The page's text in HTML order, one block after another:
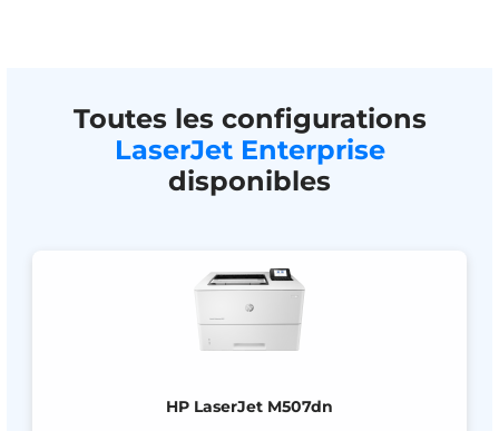
Toutes les configurations
LaserJet Enterprise
disponibles
HP LaserJet M507dn